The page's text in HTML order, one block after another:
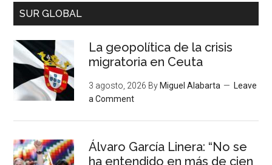
SUR GLOBAL
La geopolítica de la crisis
migratoria en Ceuta
3 agosto, 2026 By Miguel Alabarta
Leave
a Comment
Álvaro García Linera: “No se
ha entendido en más de cien